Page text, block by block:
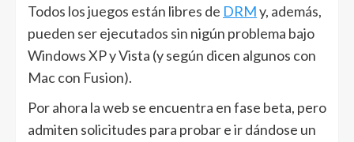
Todos los juegos están libres de DRMy, además,
pueden ser ejecutados sin nigún problema bajo
Windows XP y Vista (y según dicen algunos con
Mac con Fusion).
Por ahora la web se encuentra en fase beta, pero
admiten solicitudes para probar e ir dándose un